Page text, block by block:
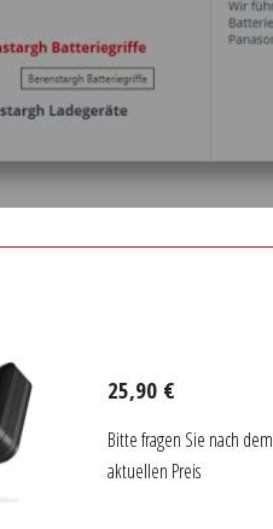
25,90 €
Bitte fragen Sie nach dem
aktuellen Preis